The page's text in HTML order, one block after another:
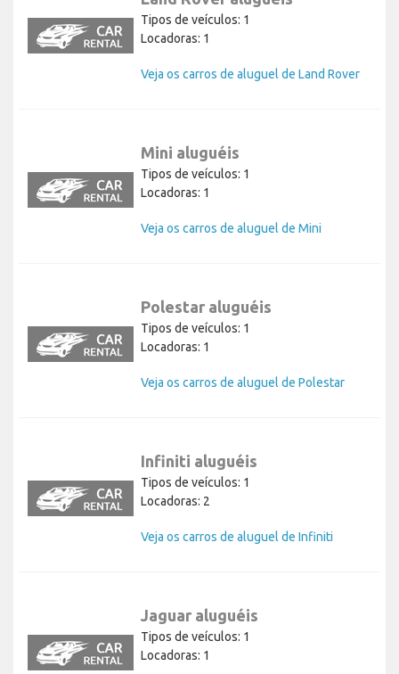
Land Rover aluguéis
Tipos de veículos: 1
Locadoras: 1
Veja os carros de aluguel de Land Rover
Mini aluguéis
Tipos de veículos: 1
Locadoras: 1
Veja os carros de aluguel de Mini
Polestar aluguéis
Tipos de veículos: 1
Locadoras: 1
Veja os carros de aluguel de Polestar
Infiniti aluguéis
Tipos de veículos: 1
Locadoras: 2
Veja os carros de aluguel de Infiniti
Jaguar aluguéis
Tipos de veículos: 1
Locadoras: 1